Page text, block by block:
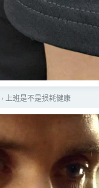
› 上班是不是损耗健康